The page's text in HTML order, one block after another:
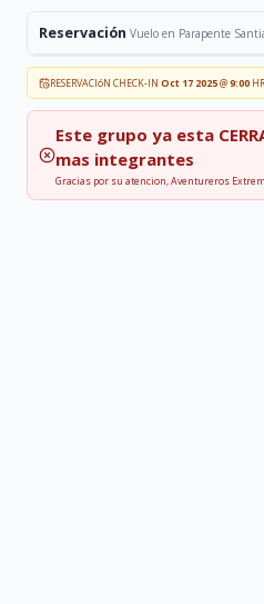
Reservación Vuelo en Parapente
RESERVACIóN CHECK-IN Oct 17 2025@9:00
Este grupo ya esta
mas integrantes
Gracias por su atencion, Aventureros